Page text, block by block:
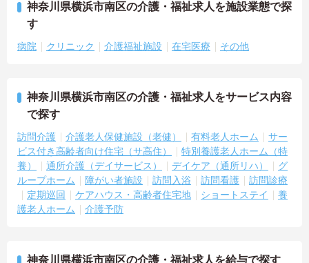
神奈川県横浜市南区の介護・福祉求人を施設業態で探
す
病院 クリニック 介護福祉施設 在宅医療 その他
神奈川県横浜市南区の介護・福祉求人をサービス内容
で探す
訪問介護 介護老人保健施設（老健） 有料老人ホーム
サー
ビス付き高齢者向け住宅（サ高住）
特別養護老人ホーム（特
養）
通所介護（デイサービス） デイケア（通所リハ）
グ
ループホーム
障がい者施設 訪問入浴 訪問看護
訪問診療
定期巡回
ケアハウス・高齢者住宅地 ショートステイ
養
護老人ホーム
介護予防
神奈川県横浜市南区の介護・福祉求人を給与で探す